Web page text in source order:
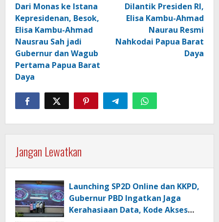
Dari Monas ke Istana
Kepresidenan, Besok,
Elisa Kambu-Ahmad
Nausrau Sah jadi
Gubernur dan Wagub
Pertama Papua Barat
Daya
Dilantik Presiden RI,
Elisa Kambu-Ahmad
Naurau Resmi
Nahkodai Papua Barat
Daya
Jangan Lewatkan
Launching SP2D Online dan KKPD,
Gubernur PBD Ingatkan Jaga
Kerahasiaan Data, Kode Akses